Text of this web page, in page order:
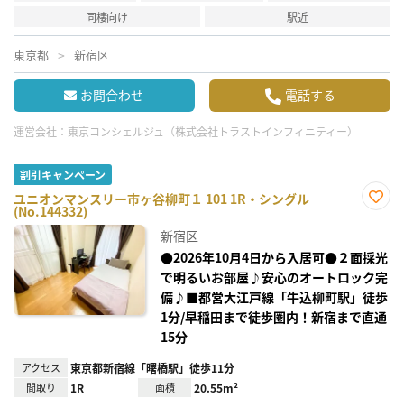
同棲向け
駅近
東京都 新宿区
お問合わせ 電話する
運営会社： 東京コンシェルジュ（株式会社トラストインフィニティー）
割引キャンペーン
ユニオンマンスリー市ヶ谷柳町１ 101 1R・シングル
(No.144332)
録
新宿区
●2026年10月4日から入居可●２面採光
で明るいお部屋♪安心のオートロック完
備♪■都営大江戸線「牛込柳町駅」徒歩
1分/早稲田まで徒歩圏内！新宿まで直通
15分
アクセス 東京都新宿線「曙橋駅」徒歩11分
間取り 1R 面積 20.55m²